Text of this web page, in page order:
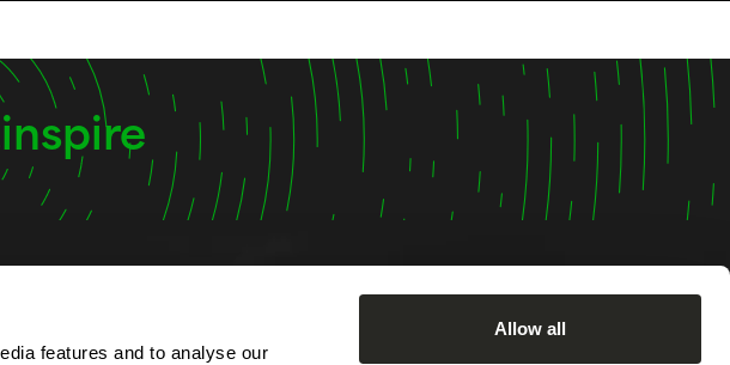
features and to analyse our
Allow all
inspire
d’ouverture